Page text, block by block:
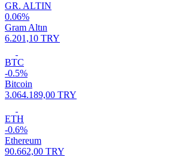
GR. ALTIN
0.06%
Gram Altın
6.201,10 TRY
BTC
-0.5%
Bitcoin
3.064.189,00 TRY
ETH
-0.6%
Ethereum
90.662,00 TRY